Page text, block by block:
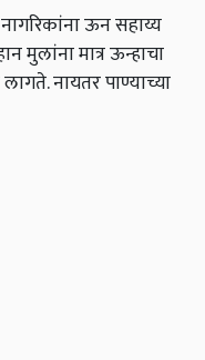
ऊन सहाय्य
मुलांना मात्र ऊन्हाचा
नायतर पाण्याच्या